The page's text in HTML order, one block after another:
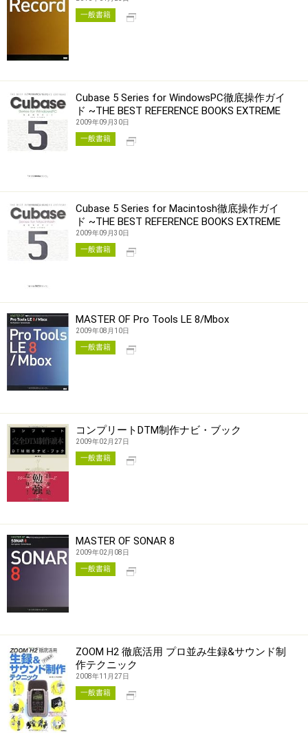
一般書籍
Cubase 5 Series for WindowsPC徹底操作ガイ
ド ~THE BEST REFERENCE BOOKS EXTREME
2009年09月30日
一般書籍
Cubase 5 Series for Macintosh徹底操作ガイ
ド ~THE BEST REFERENCE BOOKS EXTREME
2009年09月30日
一般書籍
MASTER OF Pro Tools LE 8/Mbox
2009年08月10日
一般書籍
コンプリートDTM制作ナビ・ブック
2009年02月27日
一般書籍
MASTER OF SONAR 8
2009年02月08日
一般書籍
ZOOM H2 徹底活用 プロ並み生録&サウンド制
作テクニック
2008年11月27日
一般書籍